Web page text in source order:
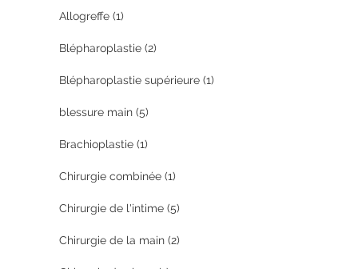
Allogreffe (1)
Blépharoplastie (2)
Blépharoplastie supérieure (1)
blessure main (5)
Brachioplastie (1)
Chirurgie combinée (1)
Chirurgie de l'intime (5)
Chirurgie de la main (2)